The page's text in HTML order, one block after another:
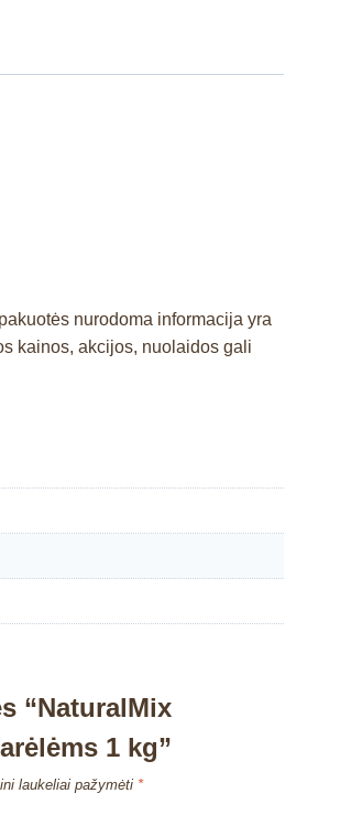
nurodoma informacija yra
kainos, akcijos, nuolaidos gali
“NaturalMix
1 kg”
laukeliai pažymėti *